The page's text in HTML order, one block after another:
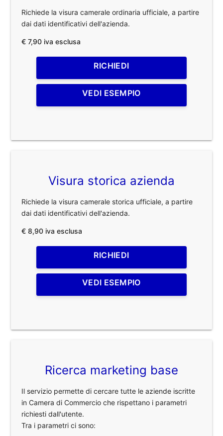
Richiede la visura camerale ordinaria ufficiale, a partire
dai dati identificativi dell'azienda.
€ 7,90 iva esclusa
RICHIEDI
VEDI ESEMPIO
Visura storica azienda
Richiede la visura camerale storica ufficiale, a partire
dai dati identificativi dell'azienda.
€ 8,90 iva esclusa
RICHIEDI
VEDI ESEMPIO
Ricerca marketing base
Il servizio permette di cercare tutte le aziende iscritte
in Camera di Commercio che rispettano i parametri
richiesti dall'utente.
Tra i parametri ci sono: